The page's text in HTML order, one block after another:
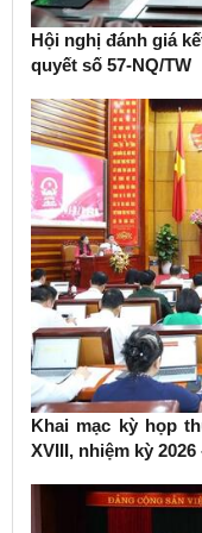
Hội nghị đánh giá
quyết số 57-NQ/TW
Khai mạc kỳ họp
XVIII, nhiệm kỳ 2026